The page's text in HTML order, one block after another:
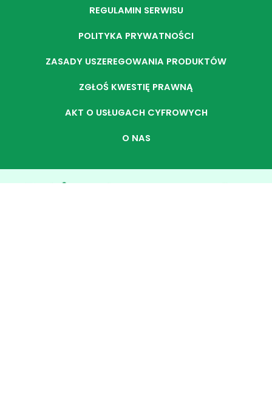
REGULAMIN SERWISU
POLITYKA PRYWATNOŚCI
ZASADY USZEREGOWANIA PRODUKTÓW
ZGŁOŚ KWESTIĘ PRAWNĄ
AKT O USŁUGACH CYFROWYCH
O NAS